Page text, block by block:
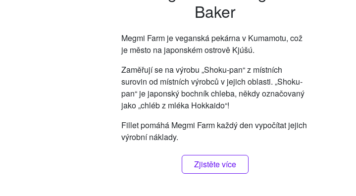
Baker
Megmi Farm je veganská pekárna v Kumamotu, což
je město na japonském ostrově Kjúšú.
Zaměřují se na výrobu „Shoku-pan“ z místních
surovin od místních výrobců v jejich oblasti. „Shoku-
pan“ je japonský bochník chleba, někdy označovaný
jako „chléb z mléka Hokkaido“!
Fillet pomáhá Megmi Farm každý den vypočítat jejich
výrobní náklady.
Zjistěte více